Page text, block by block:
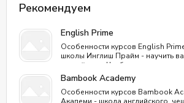
Рекомендуем
English Prime
Особенности курсов English
школы Инглиш Прайм - научить
английском. Чтобы даже люди,
английский язык, выучили его
Процесс проходит естественным
без зубрежки. Уникальность
Bambook Academy
Особенности курсов Bambook